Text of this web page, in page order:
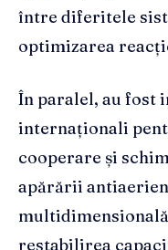
între diferitele
optimizarea
În paralel, au fost
internaționali
cooperare și
apărării
restabilirea